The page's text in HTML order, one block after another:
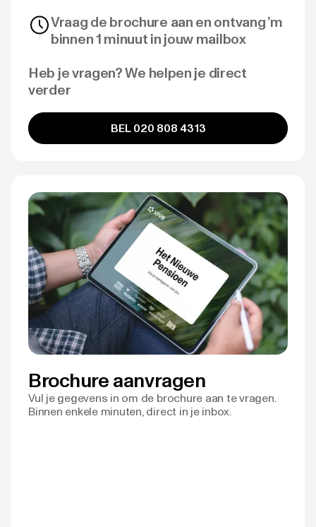
Vraag de brochure aan en ontvang ’m
binnen 1 minuut in jouw mailbox
Heb je vragen? We helpen je direct
verder
BEL 020 808 4313
Brochure aanvragen
Vul je gegevens in om de brochure aan te vragen.
Binnen enkele minuten, direct in je inbox.